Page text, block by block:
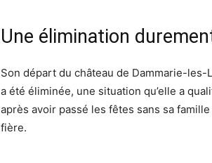
Une élimination
Son départ du château de Dammarie-les-
a été éliminée, une situation qu’elle a
après avoir passé les fêtes sans sa
fière.